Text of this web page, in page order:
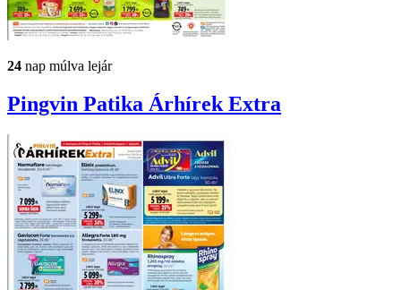
24 nap múlva lejár
Pingvin Patika Árhírek Extra